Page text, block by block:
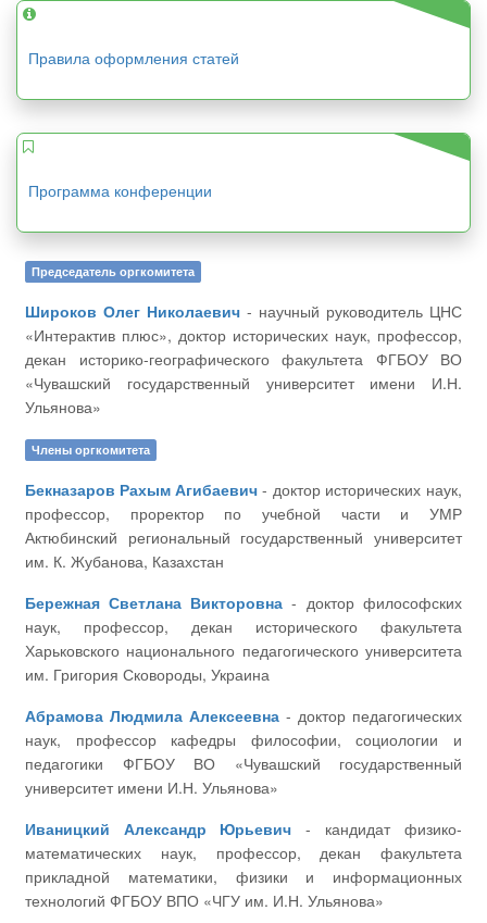
Правила оформления статей
Программа конференции
Председатель оргкомитета
Широков Олег Николаевич
«Интерактив плюс», доктор исторических наук, профессор,
декан историко-географического факультета ФГБОУ ВО
«Чувашский государственный университет имени И.Н.
Ульянова»
Члены оргкомитета
Бекназаров Рахым Агибаевич
профессор, проректор по учебной части и УМР
Актюбинский региональный государственный университет
им. К. Жубанова, Казахстан
Бережная Светлана Викторовна
наук, профессор, декан исторического факультета
Харьковского национального педагогического университета
им. Григория Сковороды, Украина
Абрамова Людмила Алексеевна
наук, профессор кафедры философии, социологии и
педагогики ФГБОУ ВО «Чувашский государственный
университет имени И.Н. Ульянова»
Иваницкий Александр Юрьевич
математических наук, профессор, декан факультета
прикладной математики, физики и информационных
технологий ФГБОУ ВПО «ЧГУ им. И.Н. Ульянова»